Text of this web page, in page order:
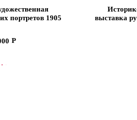
портретов 1905
выставка